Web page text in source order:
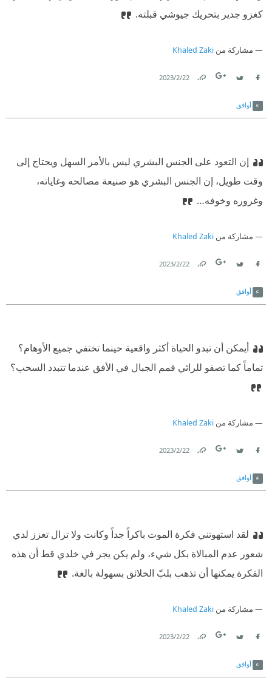
كغزو جدير بتحريك جيوشي قبلته.
مشاركة من Khaled Zaki
22‏/2‏/2023
أوافق
إن التعود على الجنس البشري ليس بالأمر السهل ويحتاج إلى
وقت طويل، إن الجنس البشري هو صنيعة مصالحه وغاياته،
وغروره وخوفه…
مشاركة من Khaled Zaki
22‏/2‏/2023
أوافق
أيمكن أن تبدو الحياة أكثر واقعية حينما تختفي جميع الأوهام؟
تماماً كما تصفو للرائي قمم الجبال في الأفق عندما تتبدد السحب؟
مشاركة من Khaled Zaki
22‏/2‏/2023
أوافق
لقد استهوتني فكرة الموت باكراً جداً وكانت ولا تزال تعزز لدي
شعور عدم المبالاة بكل شيء، ولم يكن يجر في خلدي قط أن هذه
الفكرة يمكنها أن تذهب بلبّ الخلائق بسهولة بالغة.
مشاركة من Khaled Zaki
22‏/2‏/2023
أوافق